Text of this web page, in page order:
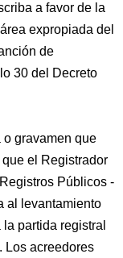
a favor de la
expropiada del
de
30 del Decreto
o gravamen que
el Registrador
Públicos -
al levantamiento
partida registral
Los acreedores